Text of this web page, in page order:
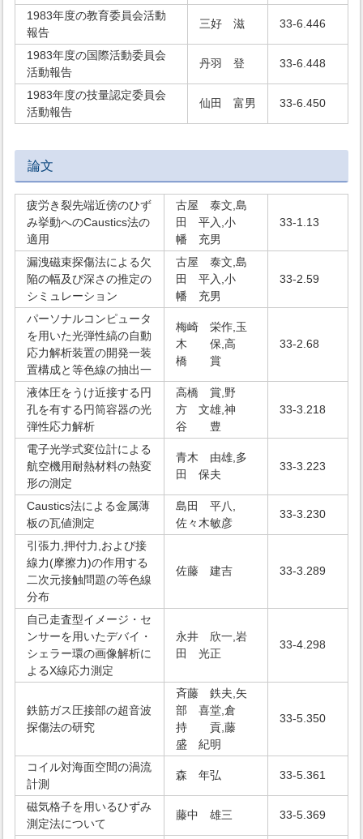
1983年度の教育委員会活動
報告
三好 滋 33-6.446
1983年度の国際活動委員会
活動報告
丹羽 登 33-6.448
1983年度の技量認定委員会
活動報告
仙田 富男 33-6.450
論文
疲労き裂先端近傍のひず
み挙動へのCaustics法の
適用
古屋 泰文,島
田 平入,小
幡 充男
33-1.13
漏洩磁束探傷法による欠
陥の幅及び深さの推定の
シミュレーション
古屋 泰文,島
田 平入,小
幡 充男
33-2.59
パーソナルコンピュータ
を用いた光弾性縞の自動
応力解析装置の開発一装
置構成と等色線の抽出一
梅崎 栄作,玉
木 保,高
橋 賞
33-2.68
液体圧をうけ近接する円
孔を有する円筒容器の光
弾性応力解析
高橋 賞,野
方 文雄,神
谷 豊
33-3.218
電子光学式変位計による
航空機用耐熱材料の熱変
形の測定
青木 由雄,多
田 保夫
33-3.223
Caustics法による金属薄
板の瓦値測定
島田 平八,
佐々木敏彦
33-3.230
引張力,押付力,および接
線力(摩擦力)の作用する
二次元接触問題の等色線
分布
佐藤 建吉 33-3.289
自己走査型イメージ・セ
ンサーを用いたデバイ・
シェラー環の画像解析に
よるX線応力測定
永井 欣一,岩
田 光正
33-4.298
鉄筋ガス圧接部の超音波
探傷法の研究
斉藤 鉄夫,矢
部 喜堂,倉
持 貢,藤
盛 紀明
33-5.350
コイル対海面空間の渦流
計測
森 年弘 33-5.361
磁気格子を用いるひずみ
測定法について
藤中 雄三 33-5.369